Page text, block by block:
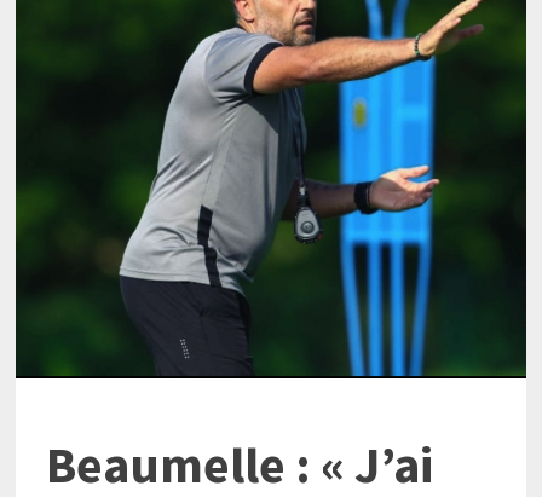
Beaumelle : « J’ai